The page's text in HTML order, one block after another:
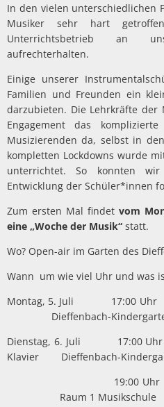
In den vielen unterschiedlichen
Musiker sehr hart
Unterrichtsbetrieb an
aufrechterhalten.
Einige unserer
Familien und Freunden ein
darzubieten. Die Lehrkräfte
Engagement das
Musizierenden da, selbst in
kompletten Lockdowns wurde
unterrichtet. So konnten
Entwicklung der Schüler*innen
Zum ersten Mal findetvom
eine „Woche der Musik“ statt.
Wo? Open-air im Garten des
Wann um wie viel Uhr und was
Montag, 5. Juli 17:00
Dieffenbach-
Dienstag, 6. Juli 17:00
Klavier Dieffenbach-
19:00
Raum 1 Musikschule